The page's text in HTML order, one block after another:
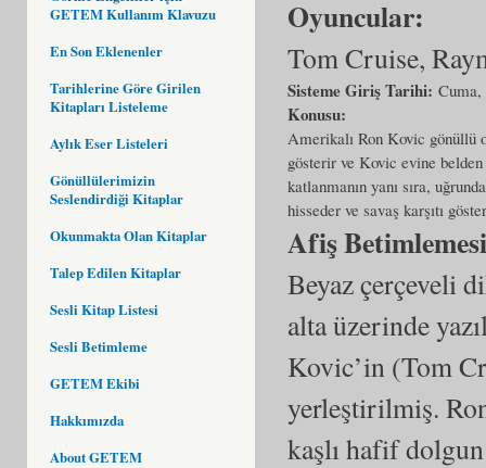
GETEM Kullanım Klavuzu
En Son Eklenenler
Tarihlerine Göre Girilen
Kitapları Listeleme
Aylık Eser Listeleri
Gönüllülerimizin
Seslendirdiği Kitaplar
Okunmakta Olan Kitaplar
Talep Edilen Kitaplar
Sesli Kitap Listesi
Sesli Betimleme
GETEM Ekibi
Hakkımızda
About GETEM
Oyuncular:
Tom Cruise,
Sisteme Giriş Tarihi: Cuma,
Konusu:
Amerikalı Ron Kovic gönüllü
gösterir ve Kovic evine
katlanmanın yanı sıra,
hisseder ve savaş karşıtı
Afiş
Beyaz çerçeveli
alta üzerinde
Kovic’in (Tom
yerleştirilmiş.
kaşlı hafif